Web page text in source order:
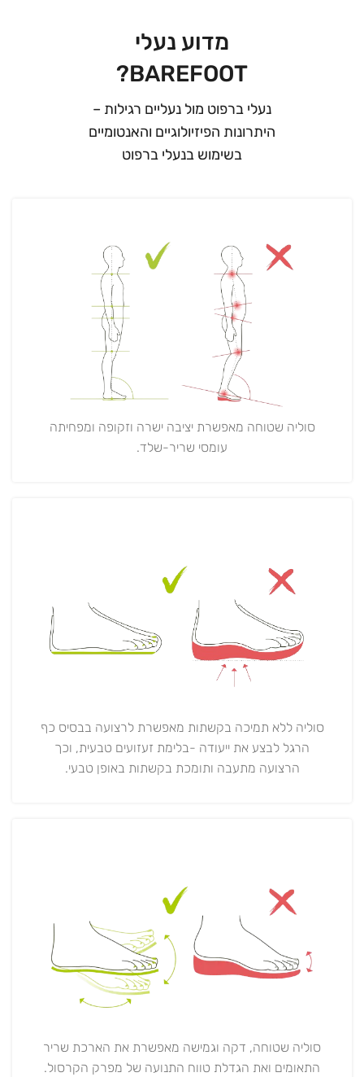
מדוע נעלי
BAREFOOT?
נעלי ברפוט מול נעליים רגילות –
היתרונות הפיזיולוגיים והאנטומיים
בשימוש בנעלי ברפוט
סוליה שטוחה מאפשרת יציבה ישרה וזקופה ומפחיתה
עומסי שריר-שלד.
סוליה ללא תמיכה בקשתות מאפשרת לרצועה בבסיס כף
הרגל לבצע את ייעודה -בלימת זעזועים טבעית, וכך
הרצועה מתעבה ותומכת בקשתות באופן טבעי.
סוליה שטוחה, דקה וגמישה מאפשרת את הארכת שריר
התאומים ואת הגדלת טווח התנועה של מפרק הקרסול.